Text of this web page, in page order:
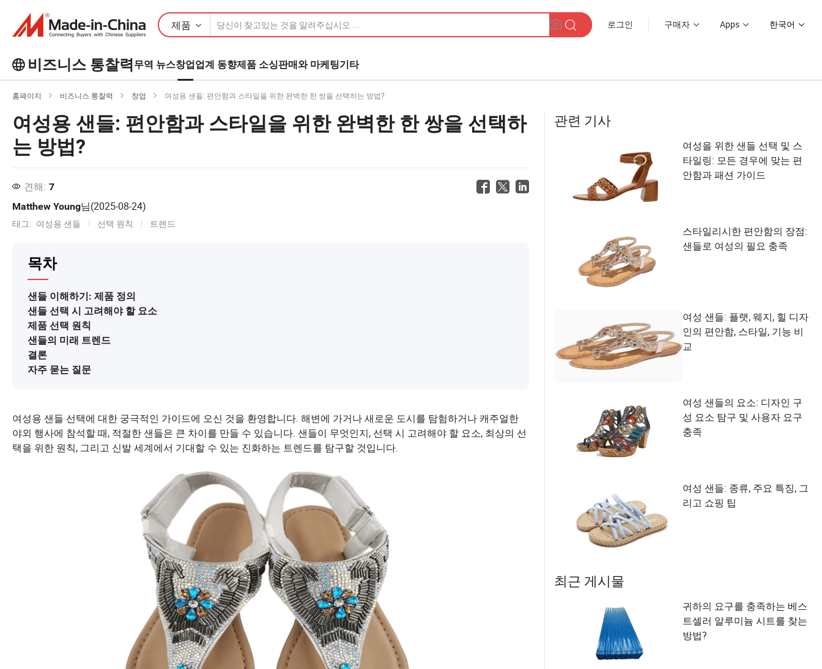
제품 로그인 구매자 Apps 한국어
비즈니스 통찰력 무역 뉴스창업업계 동향제품 소싱판매와 마케팅기타
Business Insights에서 더 많은 인기 기
더 많이보기
홈페이지 비즈니스 통찰력 창업 여성용 샌들: 편안함과 스타일을 위한 완벽한 한 쌍을 선택하는 방법?
여성용 샌들: 편안함과 스타일을 위한 완벽한 한 쌍을 선택하
는 방법?
견해: 7
Matthew Young님(2025-08-24)
태그: 여성용 샌들 선택 원칙 트렌드
목차
샌들 이해하기: 제품 정의
샌들 선택 시 고려해야 할 요소
제품 선택 원칙
샌들의 미래 트렌드
결론
자주 묻는 질문
여성용 샌들 선택에 대한 궁극적인 가이드에 오신 것을 환영합니다. 해변에 가거나 새로운 도시를 탐험하거나 캐주얼한
야외 행사에 참석할 때, 적절한 샌들은 큰 차이를 만들 수 있습니다. 샌들이 무엇인지, 선택 시 고려해야 할 요소, 최상의 선
택을 위한 원칙, 그리고 신발 세계에서 기대할 수 있는 진화하는 트렌드를 탐구할 것입니다.
관련 기사
여성을 위한 샌들 선택 및 스
타일링: 모든 경우에 맞는 편
안함과 패션 가이드
스타일리시한 편안함의 장점:
샌들로 여성의 필요 충족
여성 샌들: 플랫, 웨지, 힐 디자
인의 편안함, 스타일, 기능 비
교
여성 샌들의 요소: 디자인 구
성 요소 탐구 및 사용자 요구
충족
여성 샌들: 종류, 주요 특징, 그
리고 쇼핑 팁
최근 게시물
귀하의 요구를 충족하는 베스
트셀러 알루미늄 시트를 찾는
방법?